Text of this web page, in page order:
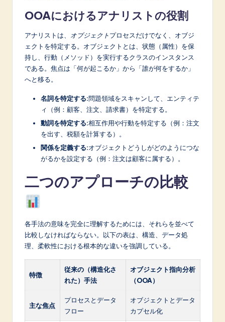
OOAにおけるアナリストの役割
アナリストは、 オブジェクトプロセスだけでなく、オブジ
ェクトを特定する。オブジェクトとは、状態（属性）を保
持し、行動（メソッド）を実行するクラスのインスタンス
である。焦点は「何が起こるか」から「誰が何をするか」
へと移る。
名詞を特定する:問題領域をスキャンして、エンティテ
ィ（例：顧客、注文、請求書）を特定する。
動詞を特定する:相互作用や行動を特定する（例：注文
を出す、税額を計算する）。
関係を定義する:オブジェクトどうしがどのようにつな
がるかを設定する（例：注文は顧客に属する）。
二つのアプローチの比較
各手法の意味を完全に理解するためには、それらを並べて
比較しなければならない。以下の表は、構造、データ処
理、柔軟性における根本的な違いを強調している。
特徴
従来の（構造化さ
れた）手法
オブジェクト指向分析
（OOA）
主な焦点
プロセスとデータ
フロー
オブジェクトとデータ
カプセル化